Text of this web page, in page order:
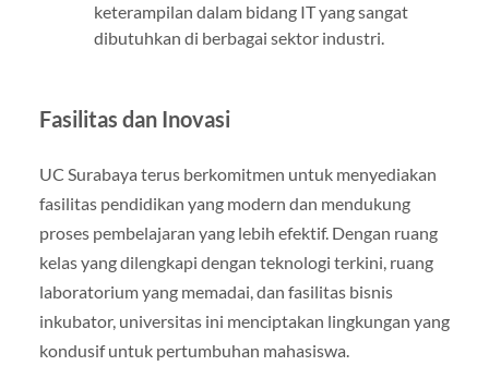
keterampilan dalam bidang IT yang sangat
dibutuhkan di berbagai sektor industri.
Fasilitas dan Inovasi
UC Surabaya terus berkomitmen untuk menyediakan
fasilitas pendidikan yang modern dan mendukung
proses pembelajaran yang lebih efektif. Dengan ruang
kelas yang dilengkapi dengan teknologi terkini, ruang
laboratorium yang memadai, dan fasilitas bisnis
inkubator, universitas ini menciptakan lingkungan yang
kondusif untuk pertumbuhan mahasiswa.